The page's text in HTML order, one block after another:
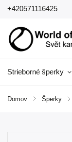
+420571116425
Strieborné šperky
Domov / Šperky /